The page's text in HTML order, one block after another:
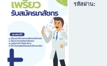
รหัสผ่าน: